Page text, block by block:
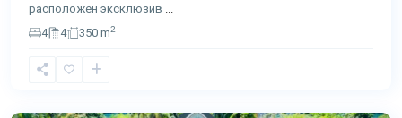
расположен эксклюзив
4
4 350 m2
Яму